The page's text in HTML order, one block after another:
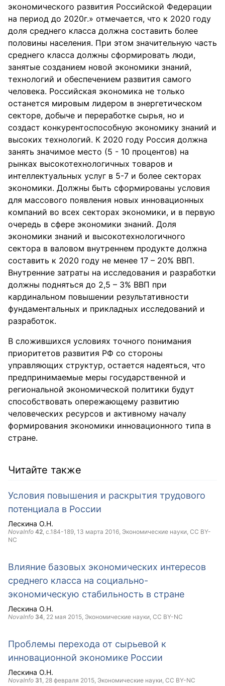
экономического развития Российской Федерации
на период до 2020г.» отмечается, что к 2020 году
доля среднего класса должна составить более
половины населения. При этом значительную часть
среднего класса должны сформировать люди,
занятые созданием новой экономики знаний,
технологий и обеспечением развития самого
человека. Российская экономика не только
останется мировым лидером в энергетическом
секторе, добыче и переработке сырья, но и
создаст конкурентоспособную экономику знаний и
высоких технологий. К 2020 году Россия должна
занять значимое место (5 - 10 процентов) на
рынках высокотехнологичных товаров и
интеллектуальных услуг в 5-7 и более секторах
экономики. Должны быть сформированы условия
для массового появления новых инновационных
компаний во всех секторах экономики, и в первую
очередь в сфере экономики знаний. Доля
экономики знаний и высокотехнологичного
сектора в валовом внутреннем продукте должна
составить к 2020 году не менее 17 – 20% ВВП.
Внутренние затраты на исследования и разработки
должны подняться до 2,5 – 3% ВВП при
кардинальном повышении результативности
фундаментальных и прикладных исследований и
разработок.
В сложившихся условиях точного понимания
приоритетов развития РФ со стороны
управляющих структур, остается надеяться, что
предпринимаемые меры государственной и
региональной экономической политики будут
способствовать опережающему развитию
человеческих ресурсов и активному началу
формирования экономики инновационного типа в
стране.
Читайте также
Условия повышения и раскрытия трудового
потенциала в России
Лескина О.Н.
NovaInfo 42, с.184-189, 13 марта 2016, Экономические науки, CC BY-
NC
Влияние базовых экономических интересов
среднего класса на социально-
экономическую стабильность в стране
Лескина О.Н.
NovaInfo 34, 22 мая 2015, Экономические науки, CC BY-NC
Проблемы перехода от сырьевой к
инновационной экономике России
Лескина О.Н.
NovaInfo 31, 28 февраля 2015, Экономические науки, CC BY-NC